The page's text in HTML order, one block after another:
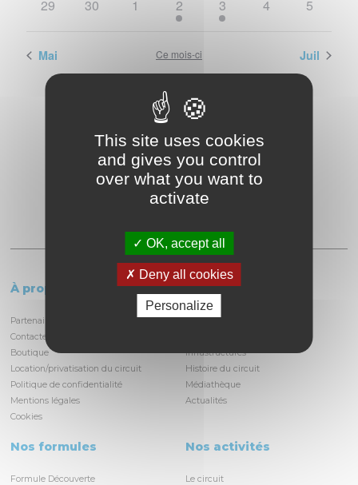
0
29
0
30
0
évènements
1
1
évènement
2
1
évènement
3
0
4
0
5
Mai Ce mois-ci Juil
À propos
Partenaires et locataires
Contactez-nous
Boutique
Location/privatisation du circuit
Politique de confidentialité
Mentions légales
Cookies
Le circuit
Informations pratiques
Infrastructures
Histoire du circuit
Médiathèque
Actualités
Nos formules
Formule Découverte
Nos activités
Le circuit
This site uses cookies
and gives you control
over what you want to
activate
OK, accept all
Deny all cookies
Personalize